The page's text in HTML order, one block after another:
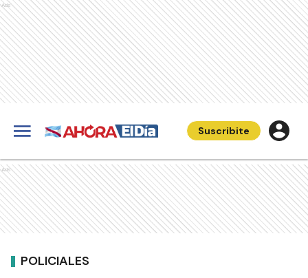
Ads
Suscribite
Ads
POLICIALES